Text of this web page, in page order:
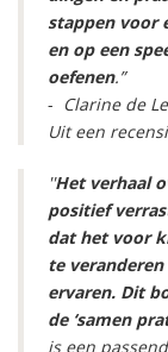
stappen voor
en op een
oefenen.”
- Clarine de
Uit een
''Het verhaal
positief
dat het voor
te
ervaren. Dit
de ‘samen
is een